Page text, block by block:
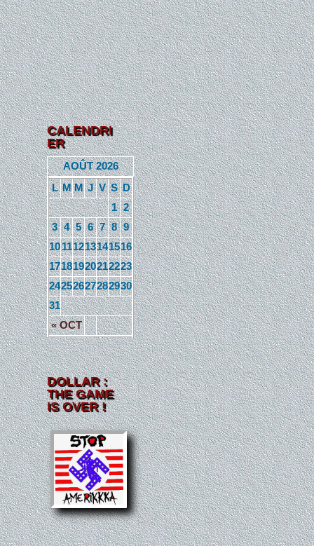
CALENDRI
ER
AOÛT 2026
L M M J V S D
« OCT
1 2
3 4 5 6 7 8 9
10111213141516
17181920212223
24252627282930
31
DOLLAR :
THE GAME
IS OVER !